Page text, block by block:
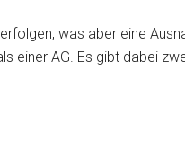
was aber eine
einer AG. Es gibt dabei